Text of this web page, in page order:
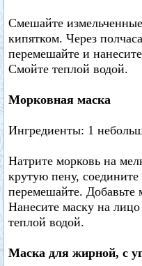
Смешайте
кипятком. Через
перемешайте и
Смойте теплой водой.
Морковная маска
Ингредиенты: 1
Натрите морковь на
крутую пену,
перемешайте.
Нанесите маску на
теплой водой.
Маска для жирной, с